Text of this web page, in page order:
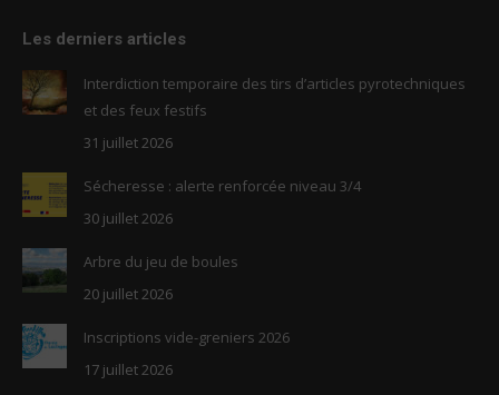
opens
in
new
window
opens
new
window
Les derniers articles
Interdiction temporaire des tirs d’articles pyrotechniques
et des feux festifs
31 juillet 2026
Sécheresse : alerte renforcée niveau 3/4
30 juillet 2026
Arbre du jeu de boules
20 juillet 2026
Inscriptions vide-greniers 2026
17 juillet 2026